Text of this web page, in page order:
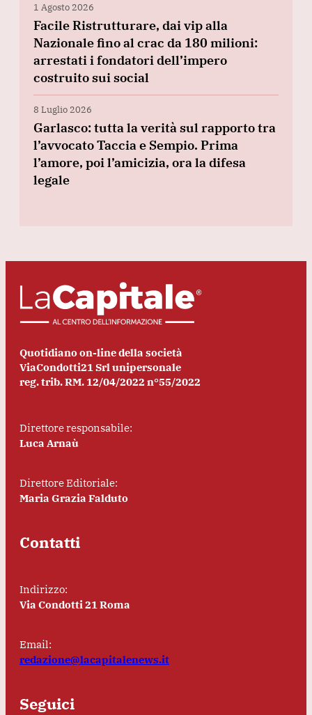
1 Agosto 2026
Facile Ristrutturare, dai vip alla
Nazionale fino al crac da 180 milioni:
arrestati i fondatori dell’impero
costruito sui social
8 Luglio 2026
Garlasco: tutta la verità sul rapporto tra
l’avvocato Taccia e Sempio. Prima
l’amore, poi l’amicizia, ora la difesa
legale
Quotidiano on-line della società
ViaCondotti21 Srl unipersonale
reg. trib. RM. 12/04/2022 n°55/2022
Direttore responsabile:
Luca Arnaù
Direttore Editoriale:
Maria Grazia Falduto
Contatti
Indirizzo:
Via Condotti 21 Roma
Email:
redazione@lacapitalenews.it
Seguici